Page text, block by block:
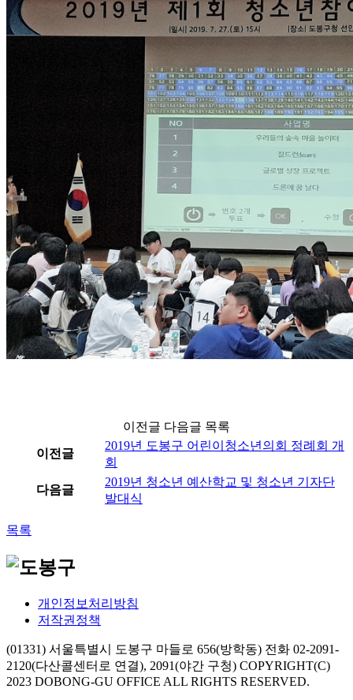
이전글 다음글 목록
이전글
2019년 도봉구 어린이청소년의회 정례회 개
회
다음글
2019년 청소년 예산학교 및 청소년 기자단
발대식
목록
개인정보처리방침
저작권정책
(01331) 서울특별시 도봉구 마들로 656(방학동) 전화 02-2091-
2120(다산콜센터로 연결), 2091(야간 구청) COPYRIGHT(C)
2023 DOBONG-GU OFFICE ALL RIGHTS RESERVED.